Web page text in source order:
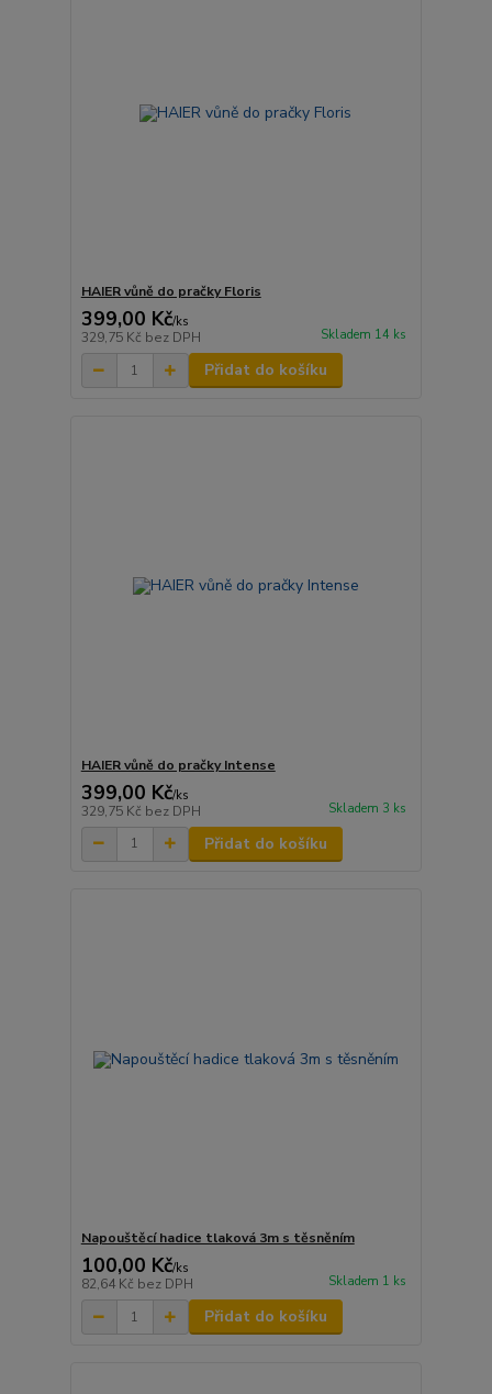
HAIER vůně do pračky Floris
399,00 Kč/ks
329,75 Kč bez DPH Skladem 14 ks
Přidat do košíku
HAIER vůně do pračky Intense
399,00 Kč/ks
329,75 Kč bez DPH Skladem 3 ks
Přidat do košíku
Napouštěcí hadice tlaková 3m s těsněním
100,00 Kč/ks
82,64 Kč bez DPH Skladem 1 ks
Přidat do košíku